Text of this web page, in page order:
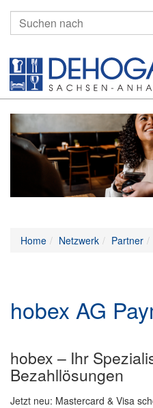
Home Netzwerk Partner
hobex AG
hobex – Ihr
Bezahllösungen
Jetzt neu: Mastercard & Visa